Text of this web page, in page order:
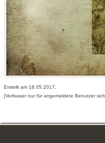
Erstellt am 18.05.2017,
[Verfasser nur für angemeldete Benutzer